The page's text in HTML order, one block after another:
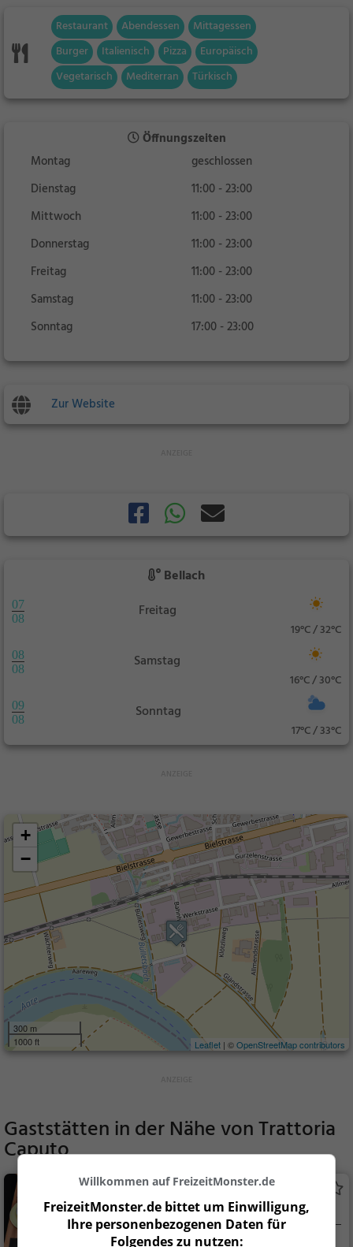
Restaurant Abendessen
Mittagessen
Burger
Italienisch Pizza
Europäisch
Vegetarisch
Mediterran Türkisch
Öffnungszeiten
Montag
geschlossen
Dienstag
11:00 - 23:00
Mittwoch
11:00 - 23:00
Donnerstag
11:00 - 23:00
Freitag
11:00 - 23:00
Samstag
11:00 - 23:00
Sonntag
17:00 - 23:00
Zur Website
Bellach
07
08
Freitag
19°C / 32°C
08
08
Samstag
16°C / 30°C
09
08
Sonntag
17°C / 33°C
+
−
300 m
1000 ft
Leaflet | ©OpenStreetMap contributors
Gaststätten in der Nähe vonTrattoria
Caputo
Rössli
Restaurant in Bellach
Willkommen auf FreizeitMonster.de
FreizeitMonster.de bittet um Einwilligung,
Ihre personenbezogenen Daten für
Folgendes zu nutzen: